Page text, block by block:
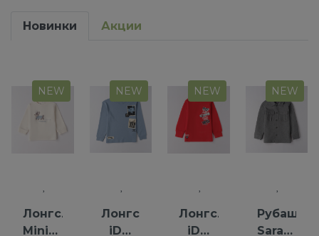
Новинки Акции
NEW
Лонгслив
Minibanda
NEW
Лонгслив
iDO
NEW
Лонгслив
iDO
NEW
Рубашка